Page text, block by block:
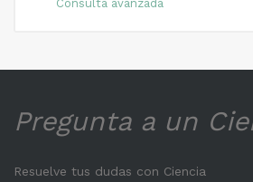
Consulta avanzada
Pregunta a un
Resuelve tus dudas con Ciencia